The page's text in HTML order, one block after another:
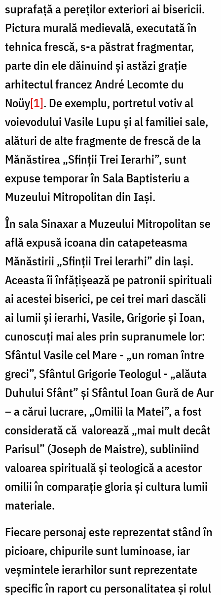
suprafață a pereților exteriori ai bisericii.
Pictura murală medievală, executată în
tehnica frescă, s-a păstrat fragmentar,
parte din ele dăinuind și astăzi grație
arhitectul francez André Lecomte du
Noüy[1]. De exemplu, portretul votiv al
voievodului Vasile Lupu și al familiei sale,
alături de alte fragmente de frescă de la
Mănăstirea „Sfinții Trei Ierarhi”, sunt
expuse temporar în Sala Baptisteriu a
Muzeului Mitropolitan din Iași.
În sala Sinaxar a Muzeului Mitropolitan se
află expusă icoana din catapeteasma
Mănăstirii „Sfinții Trei lerarhi” din lași.
Aceasta îi înfăţişează pe patronii spirituali
ai acestei biserici, pe cei trei mari dascăli
ai lumii și ierarhi, Vasile, Grigorie și Ioan,
cunoscuți mai ales prin supranumele lor:
Sfântul Vasile cel Mare - „un roman între
greci”, Sfântul Grigorie Teologul - „alăuta
Duhului Sfânt” și Sfântul Ioan Gură de Aur
– a cărui lucrare, „Omilii la Matei”, a fost
considerată că valorează „mai mult decât
Parisul” (Joseph de Maistre), subliniind
valoarea spirituală și teologică a acestor
omilii în comparație gloria și cultura lumii
materiale.
Fiecare personaj este reprezentat stând în
picioare, chipurile sunt luminoase, iar
veșmintele ierarhilor sunt reprezentate
specific în raport cu personalitatea și rolul